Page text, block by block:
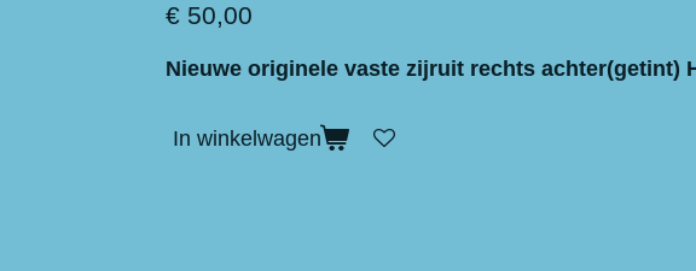
€ 50,00
Nieuwe originele vaste zijruit rechts achter(getint)
In winkelwagen